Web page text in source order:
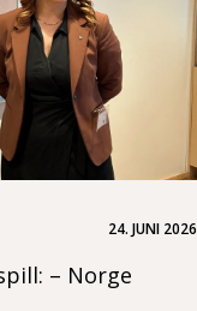
24. JUNI 2026
– Norge